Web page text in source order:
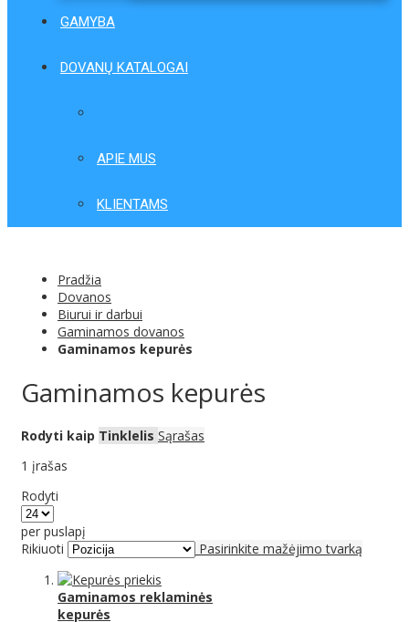
GAMYBA
DOVANŲ KATALOGAI
APIE MUS
KLIENTAMS
Pradžia
Dovanos
Biurui ir darbui
Gaminamos dovanos
Gaminamos kepurės
Gaminamos kepurės
Rodyti kaip Tinklelis Sąrašas
1 įrašas
Rodyti
per puslapį
Rikiuoti
Pasirinkite mažėjimo tvarką
Gaminamos reklaminės
kepurės